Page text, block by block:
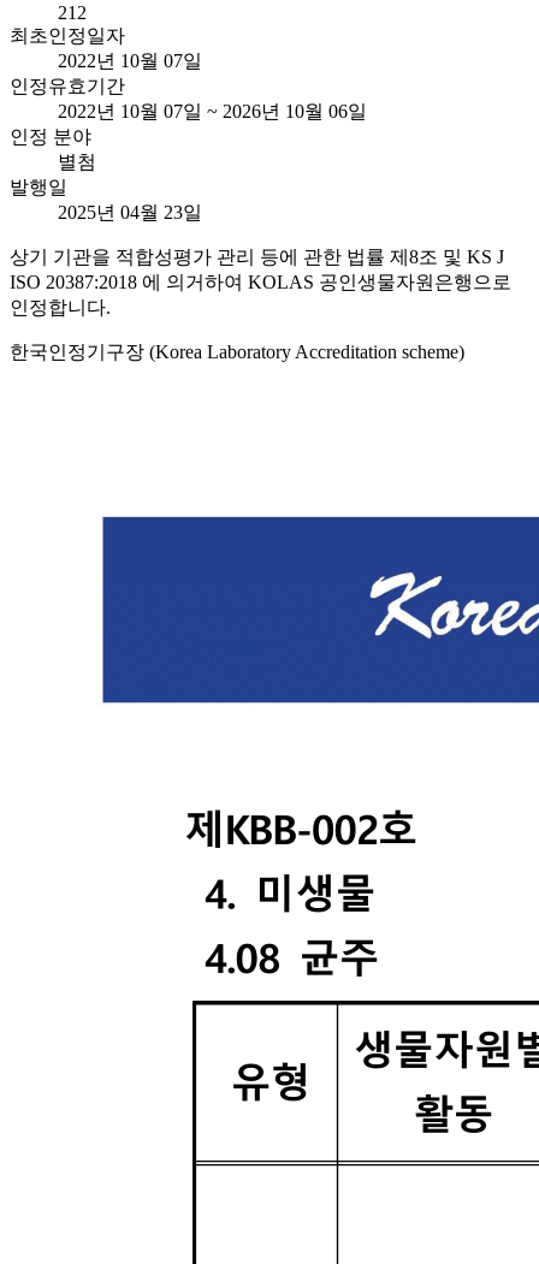
212
최초인정일자
2022년 10월 07일
인정유효기간
2022년 10월 07일 ~ 2026년 10월 06일
인정 분야
별첨
발행일
2025년 04월 23일
상기 기관을 적합성평가 관리 등에 관한 법률 제8조 및 KS J
ISO 20387:2018 에 의거하여 KOLAS 공인생물자원은행으로
인정합니다.
한국인정기구장 (Korea Laboratory Accreditation scheme)